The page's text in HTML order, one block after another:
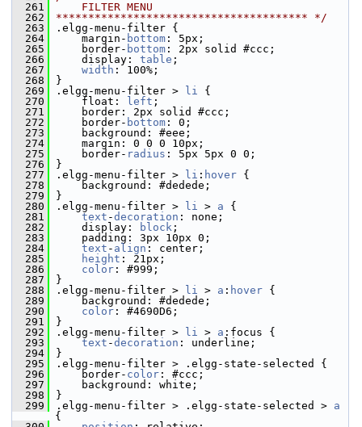
  261
    FILTER MENU
  262
*************************************** */
  263
.elgg-menu-filter {
  264
margin- bottom : 5px;
  265
border- bottom : 2px solid #ccc;
  266
display: table ;
  267
width : 100%;
  268
}
  269
.elgg-menu-filter > li {
  270
float: left ;
  271
border: 2px solid #ccc;
  272
border- bottom : 0;
  273
background: #eee;
  274
margin: 0 0 0 10px;
  275
border- radius : 5px 5px 0 0;
  276
}
  277
.elgg-menu-filter > li : hover {
  278
background: #dedede;
  279
}
  280
.elgg-menu-filter > li > a {
  281
text -decoration : none;
  282
display: block ;
  283
padding: 3px 10px 0;
  284
text - align : center;
  285
height : 21px;
  286
color : #999;
  287
}
  288
.elgg-menu-filter > li > a : hover {
  289
background: #dedede;
  290
color : #4690D6;
  291
}
  292
.elgg-menu-filter > li > a :focus {
  293
text -decoration : underline;
  294
}
  295
.elgg-menu-filter > .elgg-state-selected {
  296
border- color : #ccc;
  297
background: white;
  298
}
  299
.elgg-menu-filter > .elgg-state-selected > a
{